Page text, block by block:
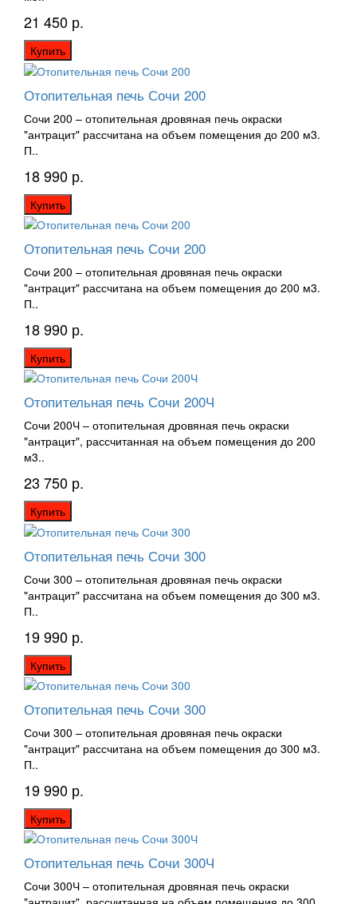
21 450 р.
Купить
Отопительная печь Сочи 200
Сочи 200 – отопительная дровяная печь окраски
"антрацит" рассчитана на объем помещения до 200 м3.
П..
18 990 р.
Купить
Отопительная печь Сочи 200
Сочи 200 – отопительная дровяная печь окраски
"антрацит" рассчитана на объем помещения до 200 м3.
П..
18 990 р.
Купить
Отопительная печь Сочи 200Ч
Сочи 200Ч – отопительная дровяная печь окраски
"антрацит", рассчитанная на объем помещения до 200
м3..
23 750 р.
Купить
Отопительная печь Сочи 300
Сочи 300 – отопительная дровяная печь окраски
"антрацит" рассчитана на объем помещения до 300 м3.
П..
19 990 р.
Купить
Отопительная печь Сочи 300
Сочи 300 – отопительная дровяная печь окраски
"антрацит" рассчитана на объем помещения до 300 м3.
П..
19 990 р.
Купить
Отопительная печь Сочи 300Ч
Сочи 300Ч – отопительная дровяная печь окраски